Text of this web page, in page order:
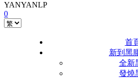
YANYANLP
0
首
新到黑
全新
發燒